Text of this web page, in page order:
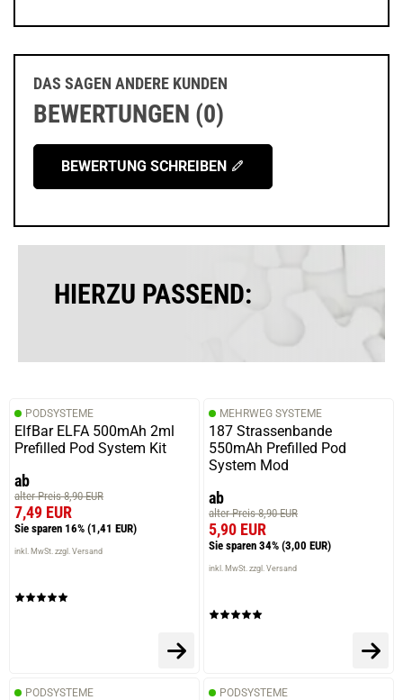
DAS SAGEN ANDERE KUNDEN
BEWERTUNGEN (0)
BEWERTUNG SCHREIBEN
HIERZU PASSEND:
PODSYSTEME
ElfBar ELFA 500mAh 2ml
Prefilled Pod System Kit
ab
alter Preis 8,90 EUR
7,49 EUR
Sie sparen 16% (1,41 EUR)
inkl. MwSt. zzgl. Versand
MEHRWEG SYSTEME
187 Strassenbande
550mAh Prefilled Pod
System Mod
ab
alter Preis 8,90 EUR
5,90 EUR
Sie sparen 34% (3,00 EUR)
inkl. MwSt. zzgl. Versand
PODSYSTEME PODSYSTEME